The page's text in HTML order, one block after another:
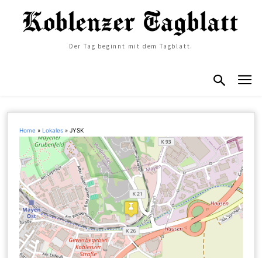
Der Tag beginnt mit dem Tagblatt.
Home »Lokales »JYSK